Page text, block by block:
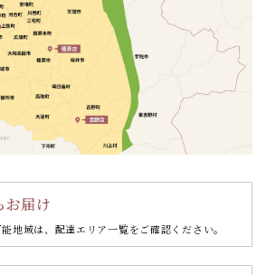
お届け
地域は、配達エリア一覧をご確認ください。